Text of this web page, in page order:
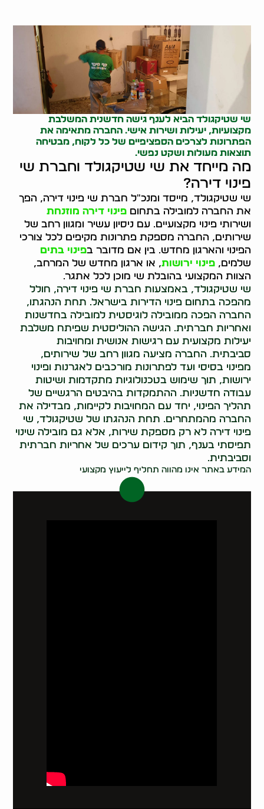
שי שטיקגולד הביא לענף גישה חדשנית המשלבת
מקצועיות, יעילות ושירות אישי. החברה מתאימה את
הפתרונות לצרכים הספציפיים של כל לקוח, מבטיחה
תוצאות מעולות ושקט נפשי.
מה מייחד את שי שטיקגולד וחברת שי
פינוי דירה?
שי שטיקגולד, מייסד ומנכ"ל חברת שי פינוי דירה, הפך
את החברה למובילה בתחוםפינוי דירה מוזנחת
ושירותי פינוי מקצועיים. עם ניסיון עשיר ומגוון רחב של
שירותים, החברה מספקת פתרונות מקיפים לכל צורכי
הפינוי והארגון מחדש. בין אם מדובר בפינוי בתים
שלמים,פינוי ירושות, או ארגון מחדש של המרחב,
הצוות המקצועי בהובלת שי מוכן לכל אתגר.
שי שטיקגולד, באמצעות חברת שי פינוי דירה, חולל
מהפכה בתחום פינוי הדירות בישראל. תחת הנהגתו,
החברה הפכה ממובילה לוגיסטית למובילה בחדשנות
ואחריות חברתית. הגישה ההוליסטית שפיתח משלבת
יעילות מקצועית עם רגישות אנושית ומחויבות
סביבתית. החברה מציעה מגוון רחב של שירותים,
מפינוי בסיסי ועד לפתרונות מורכבים לאגרנות ופינוי
ירושות, תוך שימוש בטכנולוגיות מתקדמות ושיטות
עבודה חדשניות. ההתמקדות בהיבטים הרגשיים של
תהליך הפינוי, יחד עם המחויבות לקיימות, מבדילה את
החברה מהמתחרים. תחת הנהגתו של שטיקגולד, שי
פינוי דירה לא רק מספקת שירות, אלא גם מובילה שינוי
תפיסתי בענף, תוך קידום ערכים של אחריות חברתית
וסביבתית.
המידע באתר אינו מהווה תחליף לייעוץ מקצועי